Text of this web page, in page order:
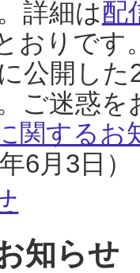
詳細は配
おりです
公開し
ご迷惑
関するお
6月3日）
知らせ